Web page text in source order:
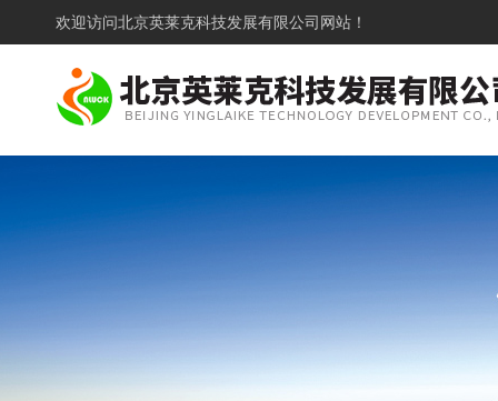
欢迎访问北京英莱克科技发展有限公司网站！